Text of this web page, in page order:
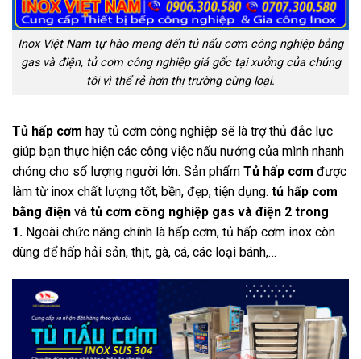
Inox Việt Nam tự hào mang đến tủ nấu cơm công nghiệp bằng
gas và điện, tủ cơm công nghiệp giá gốc tại xưởng của chúng
tôi vì thể rẻ hơn thị trường cùng loại.
Tủ hấp cơm hay tủ cơm công nghiệp sẽ là trợ thủ đắc lực
giúp bạn thực hiện các công việc nấu nướng của mình nhanh
chóng cho số lượng người lớn. Sản phẩm Tủ hấp cơm được
làm từ inox chất lượng tốt, bền, đẹp, tiện dụng. tủ hấp cơm
bằng điện và tủ cơm công nghiệp gas và điện 2 trong
1. Ngoài chức năng chính là hấp cơm, tủ hấp cơm inox còn
dùng để hấp hải sản, thịt, gà, cá, các loại bánh,…